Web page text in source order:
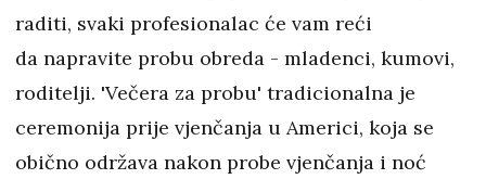
raditi, svaki profesionalac će vam reći
da napravite probu obreda - mladenci, kumovi,
roditelji. 'Večera za probu' tradicionalna je
ceremonija prije vjenčanja u Americi, koja se
obično održava nakon probe vjenčanja i noć